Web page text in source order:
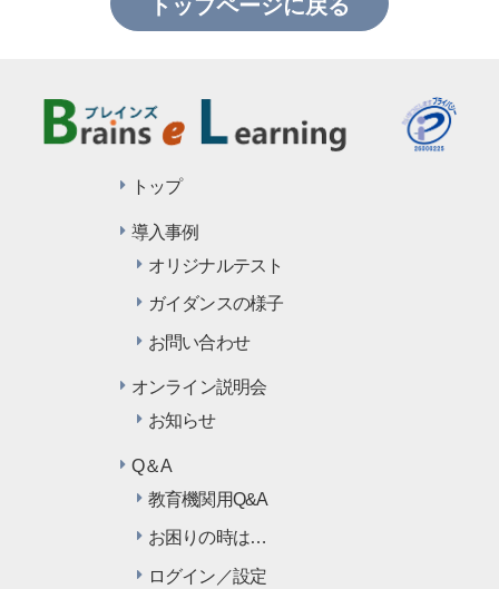
トップページに戻る
トップ
導入事例
オリジナルテスト
ガイダンスの様子
お問い合わせ
オンライン説明会
お知らせ
Q＆A
教育機関用Q&A
お困りの時は…
ログイン／設定